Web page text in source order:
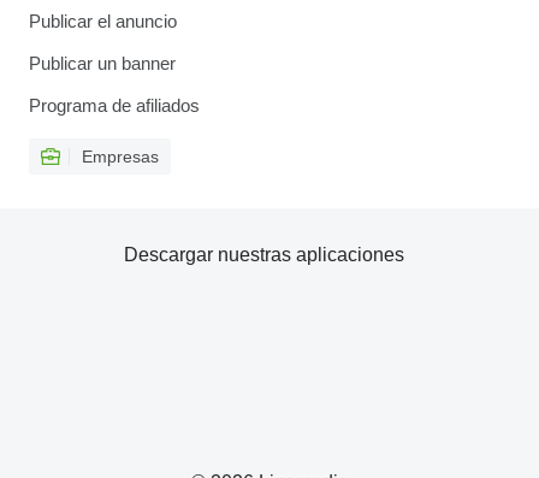
Publicar el anuncio
Publicar un banner
Programa de afiliados
Empresas
Descargar nuestras aplicaciones